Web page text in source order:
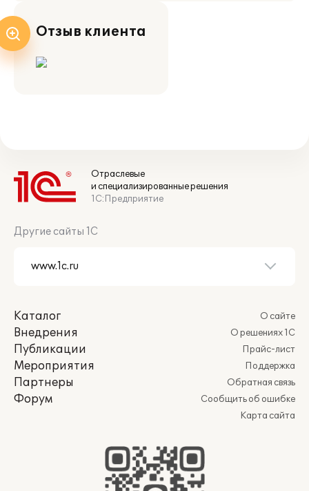
Отзыв клиента
Отраслевые
и специализированные решения
1С:Предприятие
Другие сайты 1С
Каталог
Внедрения
Публикации
Мероприятия
Партнеры
Форум
О сайте
О решениях 1С
Прайс-лист
Поддержка
Обратная связь
Сообщить об ошибке
Карта сайта